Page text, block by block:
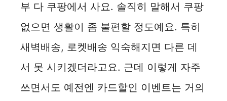
부 다 쿠팡에서 사요. 솔직히 말해서 쿠팡
없으면 생활이 좀 불편할 정도예요. 특히
새벽배송, 로켓배송 익숙해지면 다른 데
서 못 시키겠더라고요. 근데 이렇게 자주
쓰면서도 예전엔 카드할인 이벤트는 거의